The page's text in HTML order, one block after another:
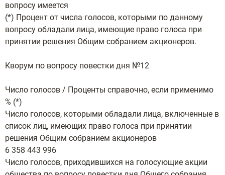
вопросу имеется
(*) Процент от числа голосов, которыми по данному
вопросу обладали лица, имеющие право голоса при
принятии решения Общим собранием акционеров.
Кворум по вопросу повестки дня №12
Число голосов / Проценты справочно, если применимо
% (*)
Число голосов, которыми обладали лица, включенные в
список лиц, имеющих право голоса при принятии
решения Общим собранием акционеров
6 358 443 996
Число голосов, приходившихся на голосующие акции